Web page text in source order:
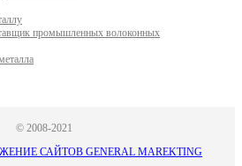
промышленных волоконных
© 2008-2021
САЙТОВ GENERAL MAREKTING